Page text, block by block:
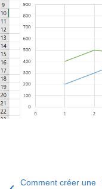
Comment créer une